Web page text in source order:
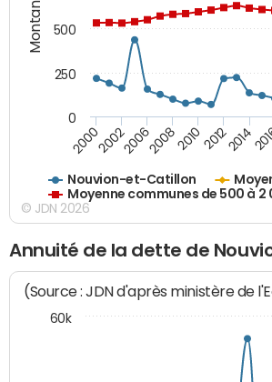
Nouvion-et-Catillon
Moyenne communes de 500 à
2000200220062008201020122014
0
250
500
© JDN 2026
Annuité de la dette de
(Source : JDN d'après ministère de
60k